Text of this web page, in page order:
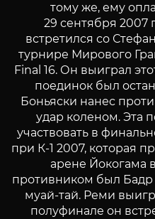
тому же, ему
29 сентября 2007
встретился со
турнире Мирового
Final 16. Он выиграл
поединок был
Боньяски нанес
удар коленом. Эта
участвовать в
при К-1 2007, которая
арене Йокогама
противником был Бадр
муай-тай. Реми
полуфинале он